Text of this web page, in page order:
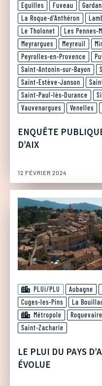
Eguilles
Fuveau
La Roque-d'Anthéron
Le Tholonet
Les Pennes-
Meyrargues
Meyreuil
Peyrolles-en-Provence
Saint-Antonin-sur-Bayon
Saint-Estève-Janson
Saint-Paul-lès-Durance
Vauvenargues
Venelles
ENQUÊTE
D’AIX
12 FÉVRIER 2024
PLUi/PLU Aubagne
Cuges-les-Pins
La
Métropole
Roquevaire
Saint-Zacharie
LE PLUI DU PAYS
ÉVOLUE